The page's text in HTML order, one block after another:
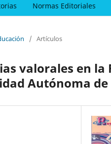
Normas Editoriales
/ Artículos
valorales en la
Autónoma